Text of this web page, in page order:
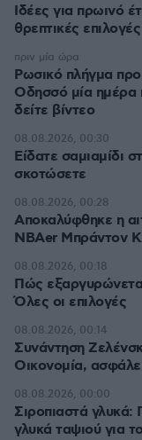
Ιδέες για πρωινό
θρεπτικές
Ρωσικό πλήγμα
Οδησσό μία ημέρα
δείτε βίντεο
πριν μία ώρα
Είδατε σαμιαμίδι
σκοτώσετε
08.08.2026, 00:30
Αποκαλύφθηκε η
NBAer Μπράντον
08.08.2026, 00:28
Πώς
Όλες οι επιλογές
08.08.2026, 00:18
Συνάντηση
Οικονομία,
08.08.2026, 00:14
Σιροπιαστά
γλυκά ταψιού για
08.08.2026, 00:00